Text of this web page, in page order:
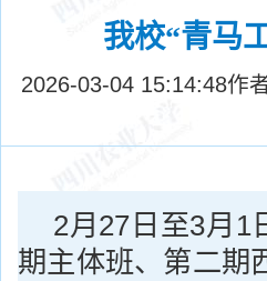
我校“青马
2026-03-04 15:14:48作
2月27日至3月1
期主体班、第二期